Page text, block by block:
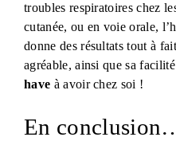
troubles respiratoires chez
cutanée, ou en voie orale,
donne des résultats tout à
agréable, ainsi que sa
have à avoir chez soi !
En